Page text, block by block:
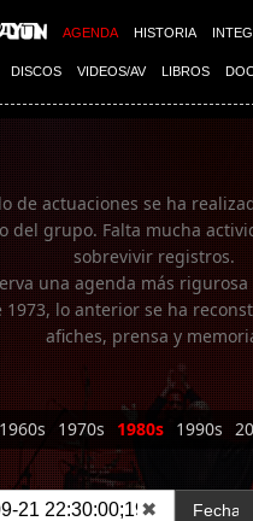
AGENDA HISTORIA
DISCOS VIDEOS/AV LIBROS
de actuaciones se ha
del grupo. Falta mucha
sobrevivir registros.
una agenda más rigurosa
1973, lo anterior se ha
afiches, prensa y
1960s 1970s 1980s 1990s
✖